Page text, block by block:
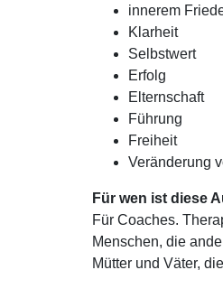
innerem
Klarheit
Selbstwert
Erfolg
Elternschaft
Führung
Freiheit
Veränderung
Für wen ist diese
Für Coaches.
Menschen, die
Mütter und Väter,